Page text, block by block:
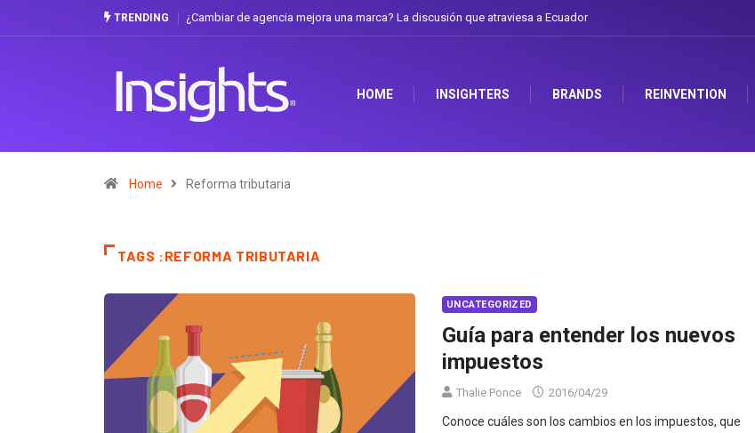
TRENDING ¿Cambiar de agencia mejora una marca? La discusión que atraviesa a Ecuador
HOME INSIGHTERS BRANDS REINVENTION
Home Reforma tributaria
TAGS :REFORMA TRIBUTARIA
UNCATEGORIZED
Guía para entender los nuevos
impuestos
Thalie Ponce 2016/04/29
Conoce cuáles son los cambios en los impuestos, que